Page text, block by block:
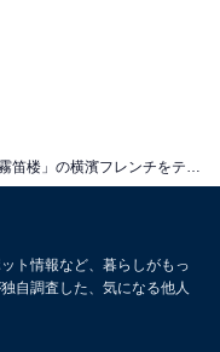
ローストと椎茸のブ
ト情報など、暮らしがもっ
自調査した、気になる他人